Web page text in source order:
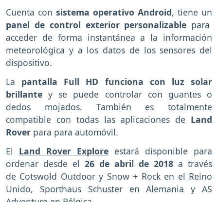
Cuenta con sistema operativo Android, tiene un
panel de control exterior personalizable para
acceder de forma instantánea a la información
meteorológica y a los datos de los sensores del
dispositivo.
La pantalla Full HD funciona con luz solar
brillante y se puede controlar con guantes o
dedos mojados. También es totalmente
compatible con todas las aplicaciones de Land
Rover para para automóvil.
El Land Rover Explore estará disponible para
ordenar desde el 26 de abril de 2018 a través
de Cotswold Outdoor y Snow + Rock en el Reino
Unido, Sporthaus Schuster en Alemania y AS